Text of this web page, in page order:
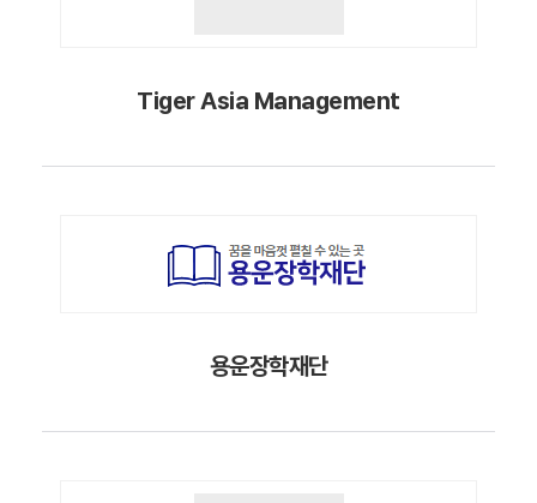
Tiger Asia Management
용운장학재단